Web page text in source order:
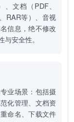
文档（PDF、
RAR等）、音视
信息，绝不修改
安全性。
业场景：包括摄
化管理、文档资
命名、下载文件